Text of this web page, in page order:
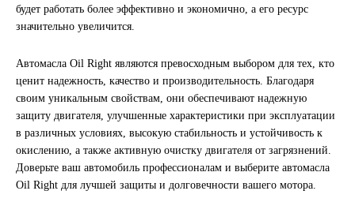
Оригинальные масла
РОСНЕФТЬ
MOZER
Подшипники
будет работать более эффективно и экономично, а его ресурс
значительно увеличится.
Автомасла Oil Right являются превосходным выбором для тех, кто
ценит надежность, качество и производительность. Благодаря
своим уникальным свойствам, они обеспечивают надежную
защиту двигателя, улучшенные характеристики при эксплуатации
в различных условиях, высокую стабильность и устойчивость к
окислению, а также активную очистку двигателя от загрязнений.
Доверьте ваш автомобиль профессионалам и выберите автомасла
Oil Right для лучшей защиты и долговечности вашего мотора.